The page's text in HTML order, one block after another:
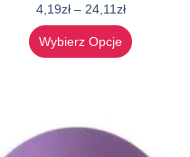
4,19zł – 24,11zł
Wybierz Opcje